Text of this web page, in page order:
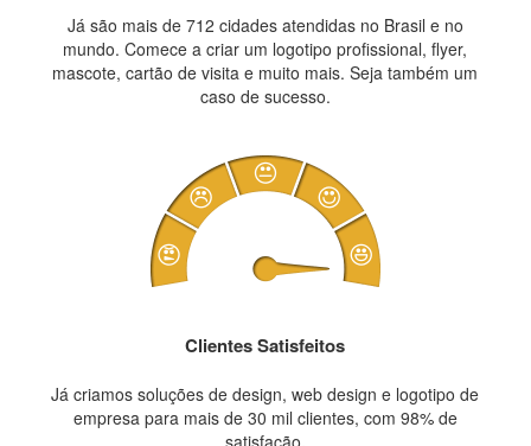
Já são mais de 712 cidades atendidas no Brasil e no
mundo. Comece a criar um logotipo profissional, flyer,
mascote, cartão de visita e muito mais. Seja também um
caso de sucesso.
Clientes Satisfeitos
Já criamos soluções de design, web design e logotipo de
empresa para mais de 30 mil clientes, com 98% de
satisfação.